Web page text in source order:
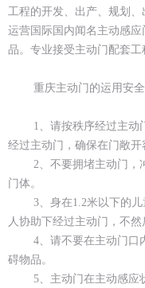
工程的开发、出产、规划、
运营国际国内闻名主动感
品。专业接受主动门配套工
重庆主动门的运用安全
1、请按秩序经过主动门
经过主动门，确保在门敞开
2、不要拥堵主动门，冲
门体。
3、身在1.2米以下的儿
人协助下经过主动门，不然
4、请不要在主动门口内
碍物品。
5、主动门在主动感应状